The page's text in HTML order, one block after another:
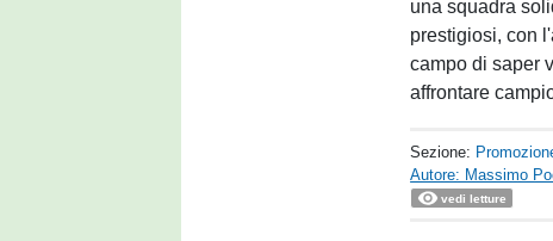
una squadra
prestigiosi, con
campo di saper
affrontare
Sezione:
Autore: Massimo
vedi letture